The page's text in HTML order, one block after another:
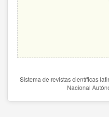
Sistema de revistas científicas
Nacional